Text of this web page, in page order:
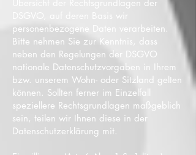
Übersicht der Rechtsgrundlagen der
DSGVO, auf deren Basis wir
personenbezogene Daten verarbeiten.
Bitte nehmen Sie zur Kenntnis, dass
neben den Regelungen der DSGVO
nationale Datenschutzvorgaben in Ihrem
bzw. unserem Wohn- oder Sitzland gelten
können. Sollten ferner im Einzelfall
speziellere Rechtsgrundlagen maßgeblich
sein, teilen wir Ihnen diese in der
Datenschutzerklärung mit.